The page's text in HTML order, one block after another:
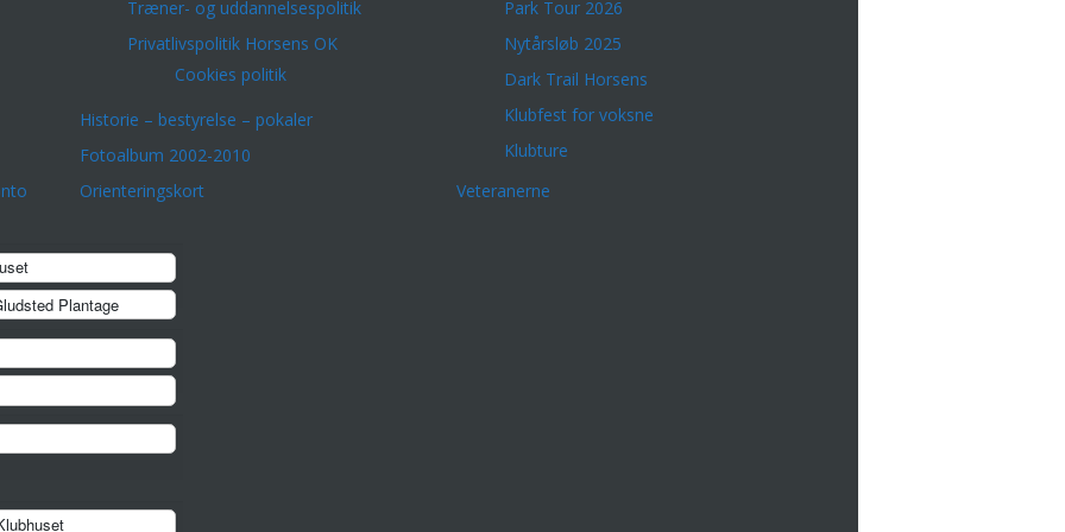
Træner- og uddannelsespolitik
Privatlivspolitik Horsens OK
Cookies politik
Historie – bestyrelse – pokaler
Fotoalbum 2002-2010
Orienteringskort
Park Tour 2026
Nytårsløb 2025
Dark Trail Horsens
Klubfest for voksne
Klubture
Veteranerne
Plantage